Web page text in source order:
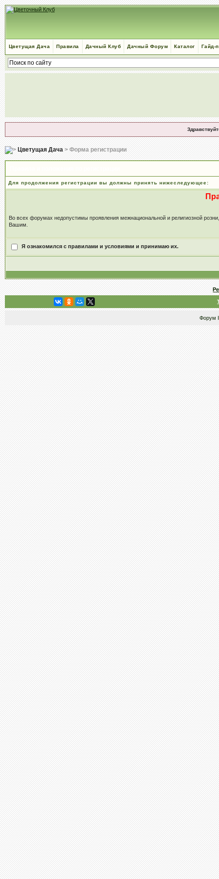
Цветущая Дача Правила Дачный Клуб Дачный Форум Каталог Гайд-
Цветущая Дача> Форма регистрации
Для продолжения регистрации вы должны принять нижеследующее:
Во всех форумах недопустимы проявления межнациональной и религиозной
Вашим.
Я ознакомился с правилами и условиями и принимаю их.
Форум